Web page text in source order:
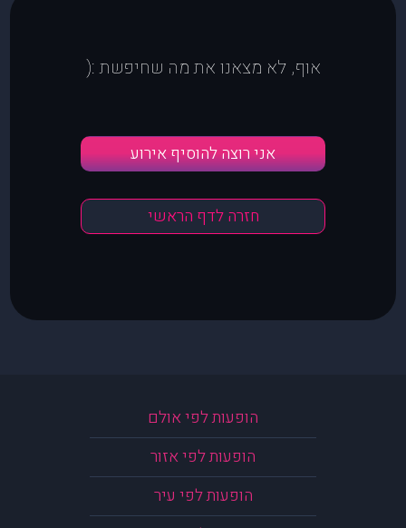
אוף, לא מצאנו את מה שחיפשת :(
אני רוצה להוסיף אירוע
חזרה לדף הראשי
הופעות לפי אולם
הופעות לפי אזור
הופעות לפי עיר